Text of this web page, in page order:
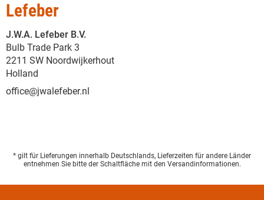
Lefeber
J.W.A. Lefeber B.V.
Bulb Trade Park 3
2211 SW Noordwijkerhout
Holland
office@jwalefeber.nl
* gilt für Lieferungen innerhalb Deutschlands, Lieferzeiten für andere Länder
entnehmen Sie bitte der Schaltfläche mit den Versandinformationen.